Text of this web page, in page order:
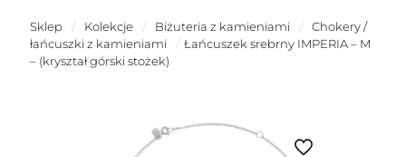
Sklep / Kolekcje / Biżuteria z kamieniami /
Chokery /
łańcuszki z kamieniami
/ Łańcuszek srebrny IMPERIA – M
– (kryształ górski stożek)